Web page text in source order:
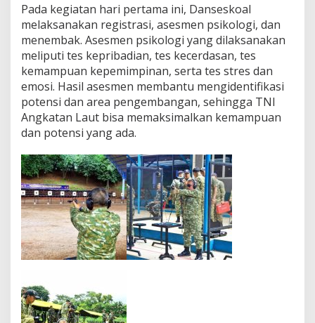
Pada kegiatan hari pertama ini, Danseskoal
melaksanakan registrasi, asesmen psikologi, dan
menembak. Asesmen psikologi yang dilaksanakan
meliputi tes kepribadian, tes kecerdasan, tes
kemampuan kepemimpinan, serta tes stres dan
emosi. Hasil asesmen membantu mengidentifikasi
potensi dan area pengembangan, sehingga TNI
Angkatan Laut bisa memaksimalkan kemampuan
dan potensi yang ada.